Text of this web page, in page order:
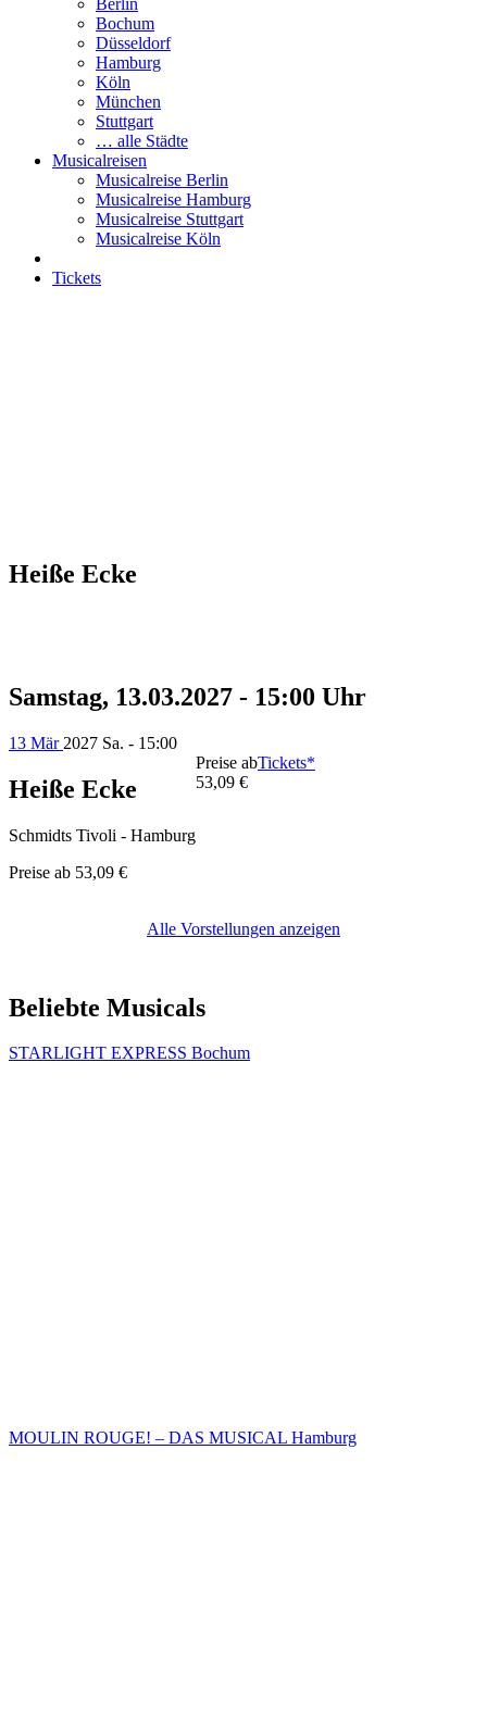
Berlin
Bochum
Düsseldorf
Hamburg
Köln
München
Stuttgart
… alle Städte
Musicalreisen
Musicalreise Berlin
Musicalreise Hamburg
Musicalreise Stuttgart
Musicalreise Köln
Tickets
Heiße Ecke
Samstag, 13.03.2027 - 15:00 Uhr
13 Mär 2027 Sa. - 15:00
Heiße Ecke
Schmidts Tivoli - Hamburg
Preise ab 53,09 €
Preise ab
53,09 €
Tickets*
Alle Vorstellungen anzeigen
Beliebte Musicals
STARLIGHT EXPRESS Bochum
MOULIN ROUGE! – DAS MUSICAL Hamburg